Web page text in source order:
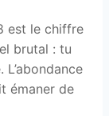
est le chiffre
brutal : tu
émaner de